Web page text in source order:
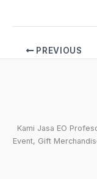
PREVIOUS
Kami Jasa EO
Event, Gift